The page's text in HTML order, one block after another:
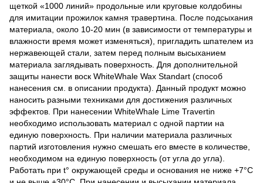
щеткой «1000 линий» продольные или круговые колдобины
для имитации прожилок камня травертина. После подсыхания
материала, около 10-20 мин (в зависимости от температуры и
влажности время может изменяться), пригладить шпателем из
нержавеющей стали, затем перед полным высыханием
материала заглядывать поверхность. Для дополнительной
защиты нанести воск WhiteWhale Wax Standart (способ
нанесения см. в описании продукта). Данный продукт можно
наносить разными техниками для достижения различных
эффектов. При нанесении WhiteWhale Lime Travertin
необходимо использовать материал с одной партии на
единую поверхность. При наличии материала различных
партий изготовления нужно смешать его вместе в количестве,
необходимом на единую поверхность (от угла до угла).
Работать при t° окружающей среды и основания не ниже +7°С